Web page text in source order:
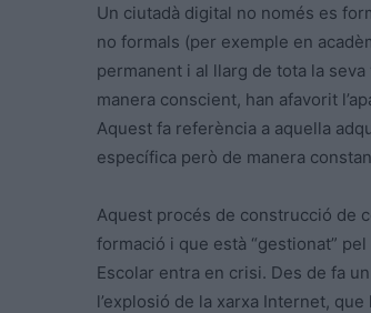
Un ciutadà digital no només es
no formals (per exemple en
permanent i al llarg de tota la
manera conscient, han afavorit
Aquest fa referència a aquella
específica però de manera
Aquest procés de construcció de
formació i que està “gestionat”
Escolar entra en crisi. Des de fa
l’explosió de la xarxa Internet,